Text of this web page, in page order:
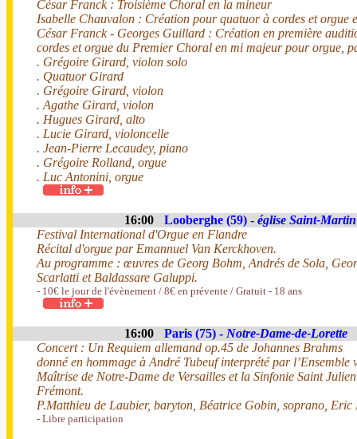
César Franck : Troisième Choral en la mineur
Isabelle Chauvalon : Création pour quatuor à cordes et orgue
César Franck - Georges Guillard : Création en première
cordes et orgue du Premier Choral en mi majeur pour orgue,
. Grégoire Girard, violon solo
. Quatuor Girard
. Grégoire Girard, violon
. Agathe Girard, violon
. Hugues Girard, alto
. Lucie Girard, violoncelle
. Jean-Pierre Lecaudey, piano
. Grégoire Rolland, orgue
. Luc Antonini, orgue
16:00 Looberghe (59) - église Saint-Martin
Festival International d'Orgue en Flandre
Récital d'orgue par Emannuel Van Kerckhoven.
Au programme : œuvres de Georg Bohm, Andrés de Sola,
Scarlatti et Baldassare Galuppi.
- 10€ le jour de l'évènement / 8€ en prévente / Gratuit - 18 ans
16:00 Paris (75) - Notre-Dame-de-Lorette
Concert : Un Requiem allemand op.45 de Johannes Brahms
donné en hommage à André Tubeuf interprété par
Maîtrise de Notre-Dame de Versailles et la Sinfonie Saint
Frémont.
P.Matthieu de Laubier, baryton, Béatrice Gobin, soprano,
- Libre participation